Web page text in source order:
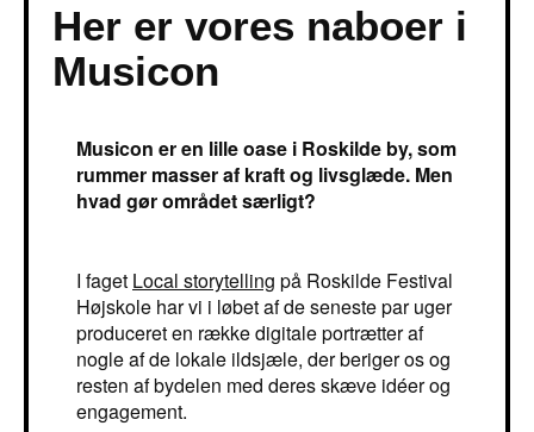
Her er vores naboer i
Musicon
Musicon er en lille oase i Roskilde by, som
rummer masser af kraft og livsglæde. Men
hvad gør området særligt?
I faget Local storytelling på Roskilde Festival
Højskole har vi i løbet af de seneste par uger
produceret en række digitale portrætter af
nogle af de lokale ildsjæle, der beriger os og
resten af bydelen med deres skæve idéer og
engagement.